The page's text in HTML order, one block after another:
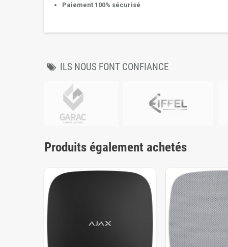
Paiement 100% sécurisé
ILS NOUS FONT CONFIANCE
Produits également achetés